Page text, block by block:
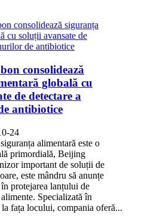
consolidează
globală cu
de detectare a
antibiotice
24
alimentară este o
primordială, Beijing
important de soluții de
este mândru să anunțe
protejarea lanțului de
Specializată în
la fața locului, compania oferă...